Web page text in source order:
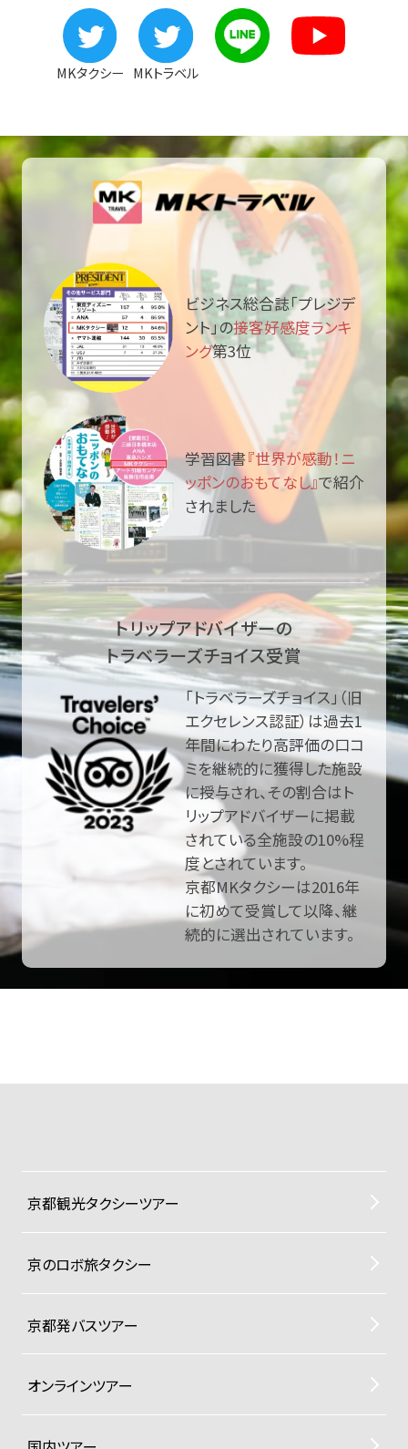
MKタクシー MKトラベル
ビジネス総合誌「プレジデ
ント」の接客好感度ランキ
ング第3位
学習図書『世界が感動！ニ
ッポンのおもてなし』で紹介
されました
トリップアドバイザーの
トラベラーズチョイス受賞
「トラベラーズチョイス」（旧
エクセレンス認証）は過去1
年間にわたり高評価の口コ
ミを継続的に獲得した施設
に授与され、その割合はト
リップアドバイザーに掲載
されている全施設の10%程
度とされています。
京都MKタクシーは2016年
に初めて受賞して以降、継
続的に選出されています。
京都観光タクシーツアー
京のロボ旅タクシー
京都発バスツアー
オンラインツアー